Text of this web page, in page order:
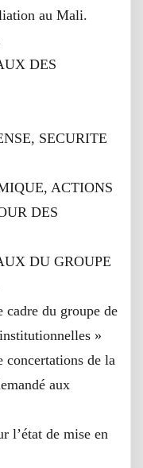
au Mali.
DES
SECURITE
ACTIONS
DES
DU GROUPE
du groupe de
»
concertations de la
aux
l’état de mise en